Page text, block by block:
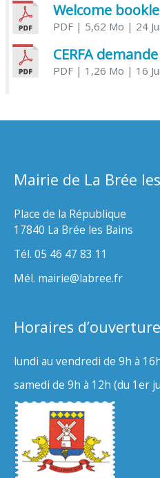
Welcome
PDF| 5,62 Mo | 24
PDF| 1,26 Mo | 16
Mairie de La Brée
Place de la République
17840 La Brée les Bains
Tél. 05 46 47 83 11
Mél. mairie@labree.fr
Horaires
lundi au vendredi de 9h à
samedi de 9h à 12h (du 1er